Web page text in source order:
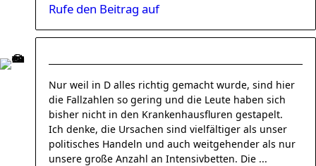
Rufe den Beitrag auf
Nur weil in D alles richtig gemacht wurde, sind hier
die Fallzahlen so gering und die Leute haben sich
bisher nicht in den Krankenhausfluren gestapelt.
Ich denke, die Ursachen sind vielfältiger als unser
politisches Handeln und auch weitgehender als nur
unsere große Anzahl an Intensivbetten. Die ...